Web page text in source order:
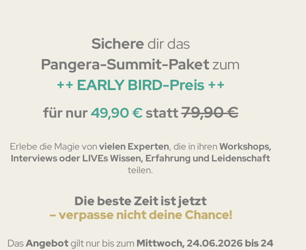
Sichere dir das
Pangera-Summit-Paketzum
++ EARLY BIRD-Preis ++
für nur49,90 €statt79,90 €
Erlebe die Magie vonvielen Experten, die in ihrenWorkshops,
Interviews oder LIVEsWissen, Erfahrung und Leidenschaft
teilen.
Die beste Zeit ist jetzt
– verpasse nicht deine Chance!
DasAngebotgilt nur bis zum Mittwoch,24.06.2026 bis 24